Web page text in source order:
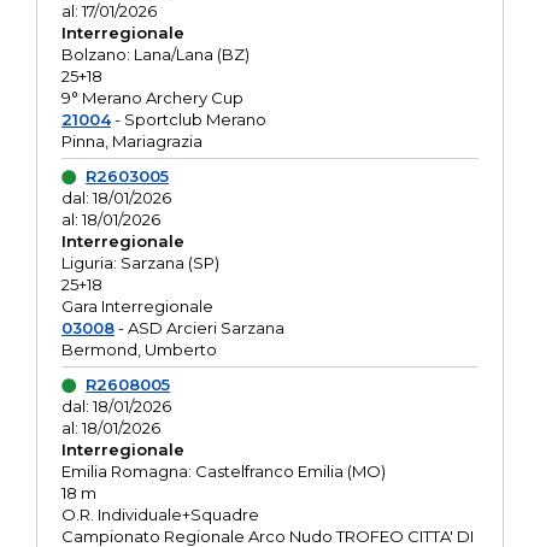
al: 17/01/2026
Interregionale
Bolzano: Lana/Lana (BZ)
25+18
9° Merano Archery Cup
21004- Sportclub Merano
Pinna, Mariagrazia
R2603005
dal: 18/01/2026
al: 18/01/2026
Interregionale
Liguria: Sarzana (SP)
25+18
Gara Interregionale
03008- ASD Arcieri Sarzana
Bermond, Umberto
R2608005
dal: 18/01/2026
al: 18/01/2026
Interregionale
Emilia Romagna: Castelfranco Emilia (MO)
18 m
O.R. Individuale+Squadre
Campionato Regionale Arco Nudo TROFEO CITTA' DI